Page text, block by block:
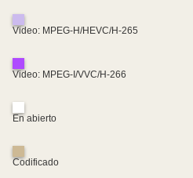
Video: MPEG-H/HEVC/H-265
Video: MPEG-I/VVC/H-266
En abierto
Codificado